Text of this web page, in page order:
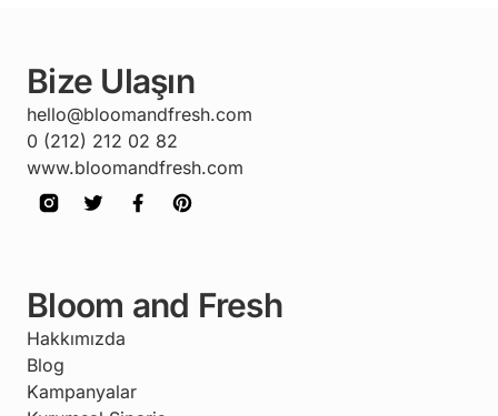
Bize Ulaşın
hello@bloomandfresh.com
0 (212) 212 02 82
www.bloomandfresh.com
Bloom and Fresh
Hakkımızda
Blog
Kampanyalar